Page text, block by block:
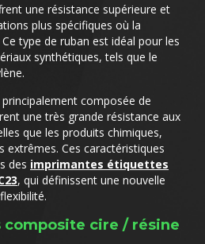
une résistance supérieure et
plus spécifiques où la
type de ruban est idéal pour les
synthétiques, tels que le
composée de
une très grande résistance aux
que les produits chimiques,
extrêmes. Ces caractéristiques
des imprimantes étiquettes
, qui définissent une nouvelle
composite cire / résine